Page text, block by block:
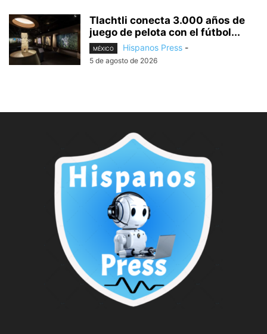
Tlachtli conecta 3.000 años de
juego de pelota con el fútbol...
MÉXICO Hispanos Press -
5 de agosto de 2026